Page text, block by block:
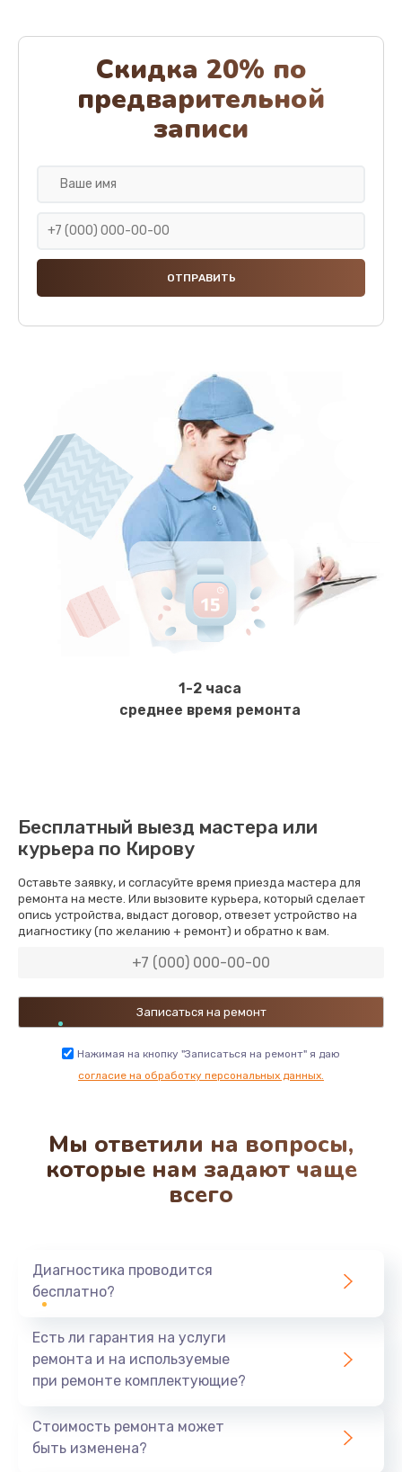
Скидка 20% по
предварительной
записи
1-2 часа
среднее время ремонта
Бесплатный выезд мастера или
курьера по Кирову
Оставьте заявку, и согласуйте время приезда мастера для
ремонта на месте. Или вызовите курьера, который сделает
опись устройства, выдаст договор, отвезет устройство на
диагностику (по желанию + ремонт) и обратно к вам.
Нажимая на кнопку "Записаться на ремонт" я даю
согласие на обработку персональных данных.
Мы ответили на вопросы,
которые нам задают чаще
всего
Диагностика проводится
бесплатно?
Есть ли гарантия на услуги
ремонта и на используемые
при ремонте комплектующие?
Стоимость ремонта может
быть изменена?